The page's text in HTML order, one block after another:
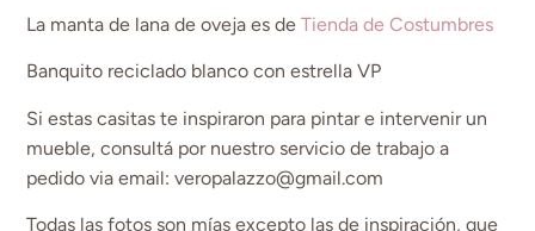
La manta de lana de oveja es deTienda de Costumbres
Banquito reciclado blanco con estrella VP
Si estas casitas te inspiraron para pintar e intervenir un
mueble, consultá por nuestro servicio de trabajo a
pedido via email: veropalazzo@gmail.com
Todas las fotos son mías excepto las de inspiración, que